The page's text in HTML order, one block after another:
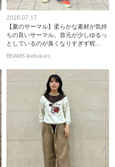
2026.07.17
【夏のサーマル】柔らかな素材が気持
ちの良いサーマル。首元が少しゆるっ
としているのが臭くなりすぎず程...
BEAMS Ikebukuro